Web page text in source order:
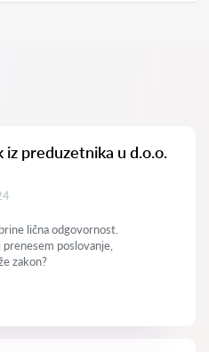
iz preduzetnika u d.o.o.
lična odgovornost.
poslovanje,
zakon?